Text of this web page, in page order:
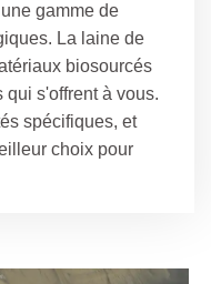
gamme de
La laine de
biosourcés
s'offrent à vous.
spécifiques, et
choix pour